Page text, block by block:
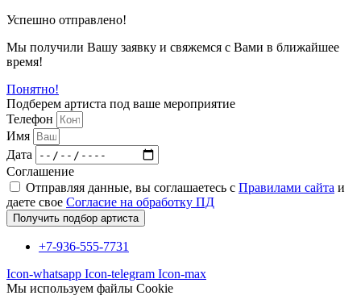
Успешно отправлено!
Мы получили Вашу заявку и свяжемся с Вами в ближайшее
время!
Понятно!
Подберем артиста под ваше мероприятие
Телефон
Имя
Дата
Соглашение
Отправляя данные, вы соглашаетесь с Правилами сайта и
даете свое Согласие на обработку ПД
Получить подбор артиста
+7-936-555-7731
Icon-whatsapp Icon-telegram Icon-max
Мы используем файлы Cookie